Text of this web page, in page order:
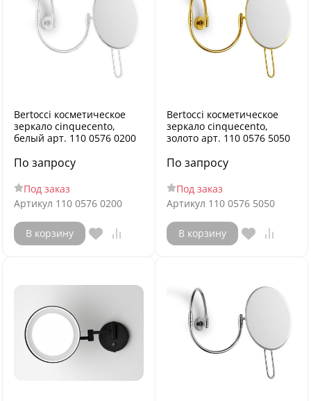
Bertocci косметическое
зеркало cinquecento,
белый арт. 110 0576 0200
По запросу
Под заказ
Артикул 110 0576 0200
В корзину
Bertocci косметическое
зеркало cinquecento,
золото арт. 110 0576 5050
По запросу
Под заказ
Артикул 110 0576 5050
В корзину